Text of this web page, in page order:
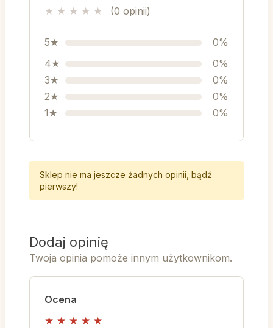
★ ★ ★ ★ ★ (0 opinii)
5★
0%
4★
0%
3★
0%
2★
0%
1★
0%
Sklep nie ma jeszcze żadnych opinii, bądź
pierwszy!
Dodaj opinię
Twoja opinia pomoże innym użytkownikom.
Ocena
★ ★ ★ ★ ★